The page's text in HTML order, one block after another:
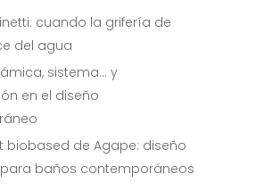
cuando la grifería de
del agua
sistema… y
en el diseño
biobased de Agape: diseño
baños contemporáneos